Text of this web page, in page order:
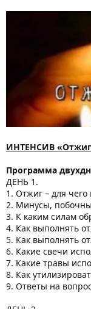
ИНТЕНСИВ
Программа
ДЕНЬ 1.
1. Отжиг – для чего
2. Минусы,
3. К каким силам
4. Как выполнять
5. Как выполнять
6. Какие свечи
7. Какие травы
8. Как
9. Ответы на